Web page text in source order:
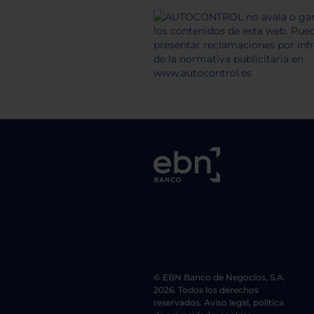
© EBN Banco de Negocios, S.A.
2026. Todos los derechos
reservados. Aviso legal, política